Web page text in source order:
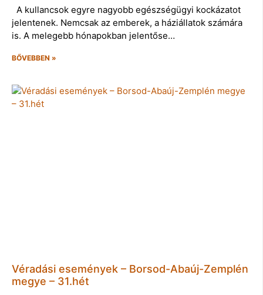
A kullancsok egyre nagyobb egészségügyi kockázatot
jelentenek. Nemcsak az emberek, a háziállatok számára
is. A melegebb hónapokban jelentőse…
BŐVEBBEN »
Véradási események – Borsod-Abaúj-Zemplén
megye – 31.hét